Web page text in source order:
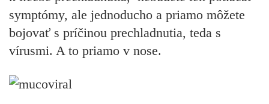
symptómy, ale jednoducho a priamo môžete
bojovať s príčinou prechladnutia, teda s
vírusmi. A to priamo v nose.